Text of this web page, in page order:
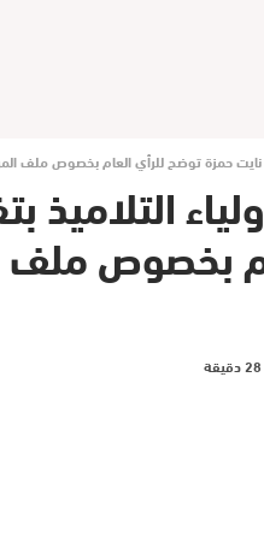
نايت حمزة توضح للرأي العام بخصوص ملف
التلاميذ
بخصوص ملف